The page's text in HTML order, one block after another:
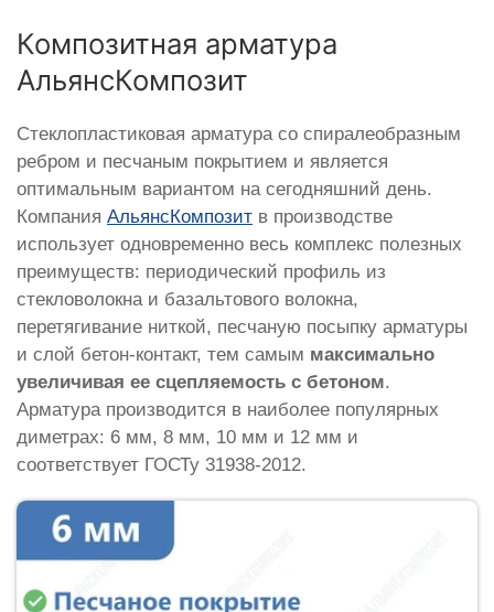
Композитная арматура
АльянсКомпозит
Стеклопластиковая арматура со спиралеобразным
ребром и песчаным покрытием и является
оптимальным вариантом на сегодняшний день.
Компания АльянсКомпозит в производстве
использует одновременно весь комплекс полезных
преимуществ: периодический профиль из
стекловолокна и базальтового волокна,
перетягивание ниткой, песчаную посыпку арматуры
и слой бетон-контакт, тем самым максимально
увеличивая ее сцепляемость с бетоном.
Арматура производится в наиболее популярных
диметрах: 6 мм, 8 мм, 10 мм и 12 мм и
соответствует ГОСТу 31938-2012.